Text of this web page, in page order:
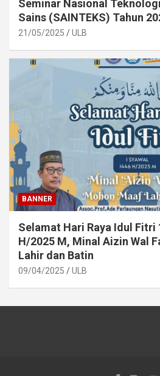
Seminar Nasional
Sains (SAINTEKS) Tahun
21/05/2025 ULB
BANNER
Selamat Hari Raya Idul Fitri
H/2025 M, Minal Aizin Wal
Lahir dan Batin
09/04/2025 ULB